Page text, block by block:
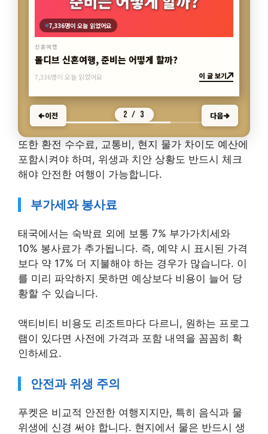
신혼여행
몰디브 신혼여행, 준비는 어떻게 할까?
7,336명이 오늘 읽었어요
이전 3 / 3 다음
또한 환전 수수료, 교통비, 현지 물가 차이도 예산에
포함시켜야 하며, 위생과 치안 상황도 반드시 체크
해야 안전한 여행이 가능합니다.
부가세와 봉사료
태국에서는 숙박료 외에 보통 7% 부가가치세와
10% 봉사료가 추가됩니다. 즉, 예약 시 표시된 가격
보다 약 17% 더 지불해야 하는 경우가 많습니다. 이
를 미리 파악하지 못하면 예상보다 비용이 늘어 당
황할 수 있습니다.
액티비티 비용도 리조트마다 다르니, 원하는 프로그
램이 있다면 사전에 가격과 포함 내역을 꼼꼼히 확
인하세요.
안전과 위생 주의
푸켓은 비교적 안전한 여행지지만, 특히 음식과 물
위생에 신경 써야 합니다. 현지에서 물은 반드시 생